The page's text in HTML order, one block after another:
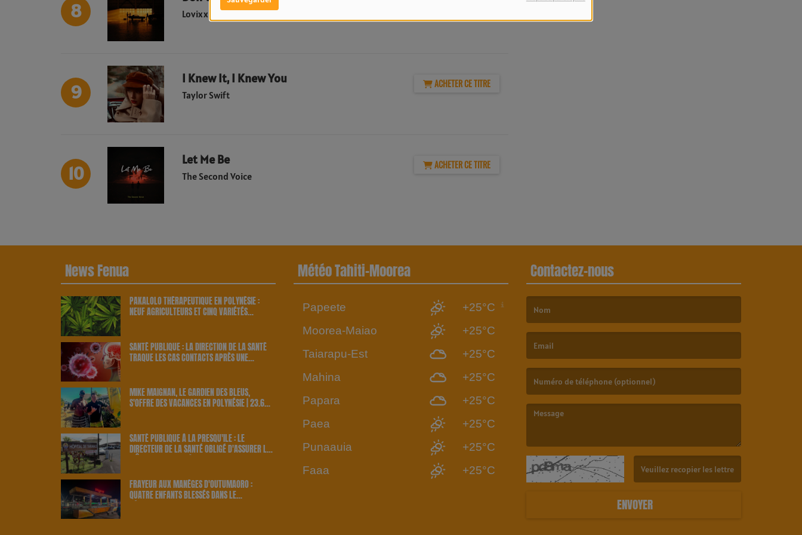
8 Lovixx
9
I Knew It, I Knew You
Taylor Swift
ACHETER CE TITRE
10
Let Me Be
The Second Voice
ACHETER CE TITRE
News Fenua
PAKALOLO THÉRAPEUTIQUE EN POLYNÉSIE :
NEUF AGRICULTEURS ET CINQ VARIÉTÉS
SANTÉ PUBLIQUE : LA DIRECTION DE LA SANTÉ
TRAQUE LES CAS CONTACTS APRÈS UNE
MIKE MAIGNAN, LE GARDIEN DES BLEUS,
S'OFFRE DES VACANCES EN POLYNÉSIE | 23.6
SANTÉ PUBLIQUE À LA PRESQU'ÎLE : LE
DIRECTEUR DE LA SANTÉ OBLIGÉ D'ASSURER LUI-
FRAYEUR AUX MANÈGES D'OUTUMAORO :
QUATRE ENFANTS BLESSÉS DANS LE
Météo Tahiti-Moorea
Papeete
+25°C
Moorea-Maiao
+25°C
Taiarapu-Est
+25°C
Mahina
+25°C
Papara
+25°C
Paea
+25°C
Punaauia
+25°C
Faaa
+25°C
Contactez-nous
ENVOYER